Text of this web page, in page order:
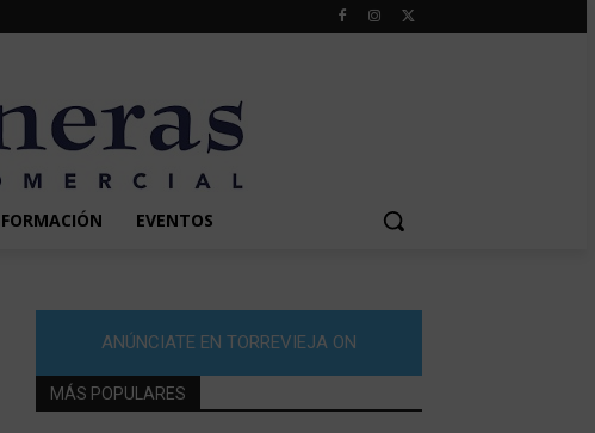
FORMACIÓN EVENTOS
ANÚNCIATE EN TORREVIEJA ON
MÁS POPULARES